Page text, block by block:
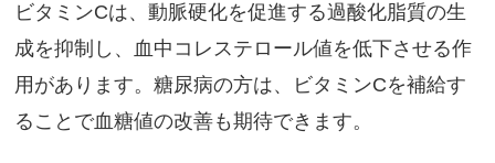
ビタミンCは、動脈硬化を促進する過酸化脂質の生
成を抑制し、血中コレステロール値を低下させる作
用があります。糖尿病の方は、ビタミンCを補給す
ることで血糖値の改善も期待できます。